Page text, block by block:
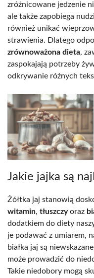
zróżnicowane jedzenie
ale także zapobiega
również unikać
strawienia. Dlatego
zrównoważona dieta,
zaspokajają potrzeby
odkrywanie różnych
Jakie jajka są
Żółtka jaj stanowią
witamin, tłuszczyoraz
dodatkiem do diety
je podawać z umiarem,
białka jaj są
może prowadzić do
Takie niedobory mogą